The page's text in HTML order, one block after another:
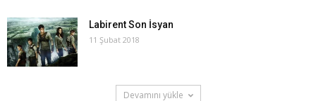
Labirent Son İsyan
11 Şubat 2018
Devamını yükle